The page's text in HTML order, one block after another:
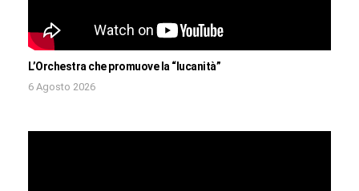
L’Orchestra che promuove la “lucanità”
6 Agosto 2026